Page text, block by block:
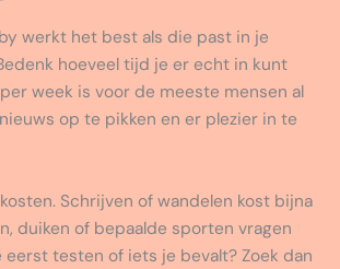
werkt het best als die past in je
hoeveel tijd je er echt in kunt
week is voor de meeste mensen al
op te pikken en er plezier in te
Schrijven of wandelen kost bijna
duiken of bepaalde sporten vragen
eerst testen of iets je bevalt? Zoek dan